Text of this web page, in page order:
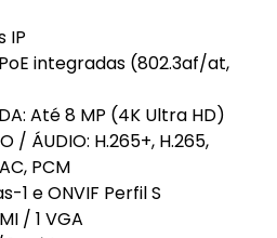
IP
integradas (802.3af/at,
Até 8 MP (4K Ultra HD)
/ ÁUDIO: H.265+, H.265,
PCM
1 e ONVIF Perfil S
/ 1 VGA